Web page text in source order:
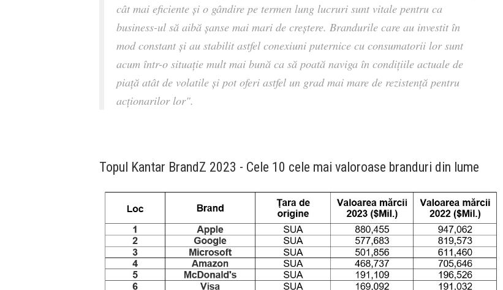
cât mai eficiente și o gândire pe termen lung lucruri sunt vitale pentru ca
business-ul să aibă șanse mai mari de creștere. Brandurile care au investit în
mod constant și au stabilit astfel conexiuni puternice cu consumatorii lor sunt
acum într-o situație mult mai bună ca să poată naviga în condițiile actuale de
piață atât de volatile și pot oferi astfel un grad mai mare de rezistență pentru
acționarilor lor".
Topul Kantar BrandZ 2023 - Cele 10 cele mai valoroase branduri din lume